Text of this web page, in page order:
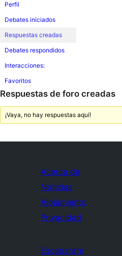
Perfil
Debates iniciados
Respuestas creadas
Debates respondidos
Interacciones:
Favoritos
Respuestas de foro creadas
¡Vaya, no hay respuestas aquí!
Acerca de
Noticias
Alojamiento
Privacidad
Escaparate